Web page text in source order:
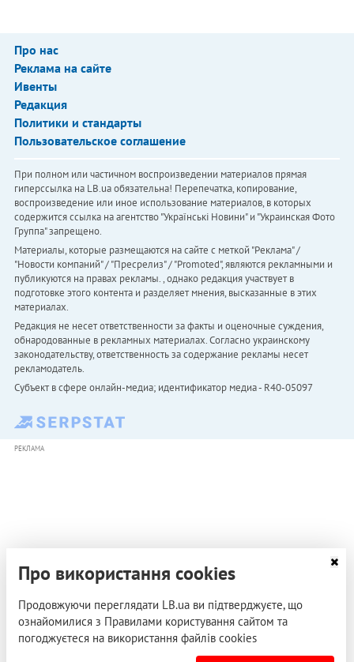
Про нас
Реклама на сайте
Ивенты
Редакция
Политики и стандарты
Пользовательское соглашение
При полном или частичном воспроизведении материалов прямая
гиперссылка на LB.ua обязательна! Перепечатка, копирование,
воспроизведение или иное использование материалов, в которых
содержится ссылка на агентство "Українськi Новини" и "Украинская Фото
Группа" запрещено.
Материалы, которые размещаются на сайте с меткой "Реклама" /
"Новости компаний" / "Пресрелиз" / "Promoted", являются рекламными и
публикуются на правах рекламы. , однако редакция участвует в
подготовке этого контента и разделяет мнения, высказанные в этих
материалах.
Редакция не несет ответственности за факты и оценочные суждения,
обнародованные в рекламных материалах. Согласно украинскому
законодательству, ответственность за содержание рекламы несет
рекламодатель.
Субъект в сфере онлайн-медиа; идентификатор медиа - R40-05097
РЕКЛАМА
Про використання cookies
Продовжуючи переглядати LB.ua ви підтверджуєте, що
ознайомилися з Правилами користування сайтом та
погоджуєтеся на використання файлів cookies